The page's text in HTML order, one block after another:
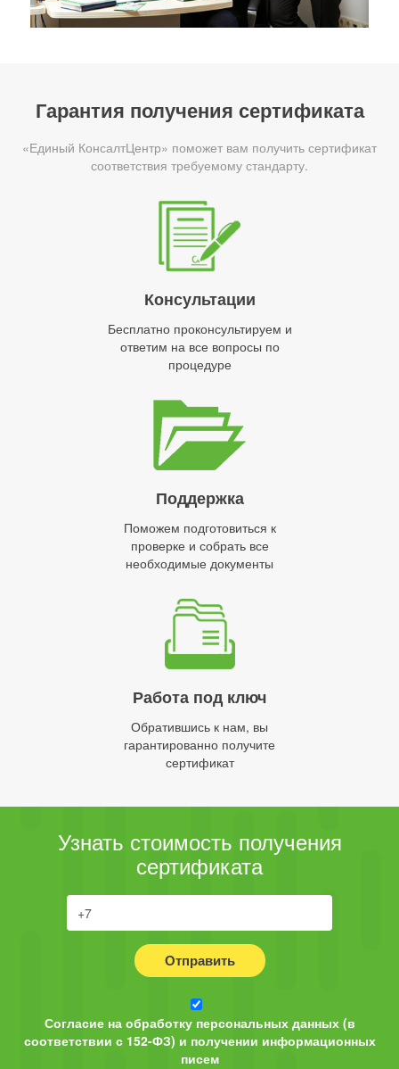
Гарантия получения сертификата
«Единый КонсалтЦентр» поможет вам получить сертификат
соответствия требуемому стандарту.
Консультации
Бесплатно проконсультируем и
ответим на все вопросы по
процедуре
Поддержка
Поможем подготовиться к
проверке и собрать все
необходимые документы
Работа под ключ
Обратившись к нам, вы
гарантированно получите
сертификат
Узнать стоимость получения
сертификата
Отправить
Согласие на обработку персональных данных (в
соответствии с 152-ФЗ) и получении информационных
писем